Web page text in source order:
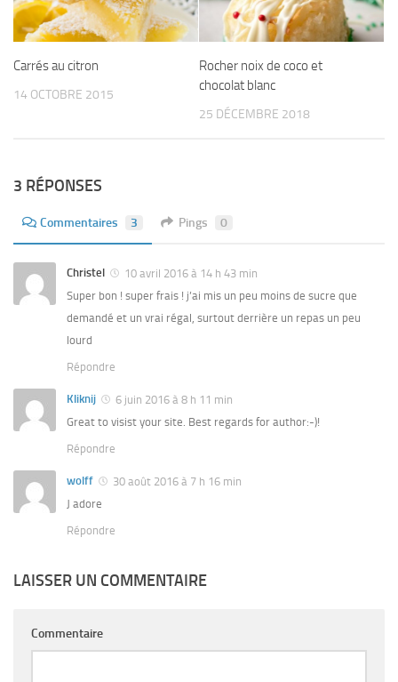
Carrés au citron
14 OCTOBRE 2015
Rocher noix de coco et
chocolat blanc
25 DÉCEMBRE 2018
3 RÉPONSES
Commentaires 3 Pings 0
Christel
10 avril 2016 à 14 h 43 min
Super bon ! super frais ! j’ai mis un peu moins de sucre que
demandé et un vrai régal, surtout derrière un repas un peu
lourd
Répondre
Kliknij
6 juin 2016 à 8 h 11 min
Great to visist your site. Best regards for author:-)!
Répondre
wolff
30 août 2016 à 7 h 16 min
J adore
Répondre
LAISSER UN COMMENTAIRE
Commentaire